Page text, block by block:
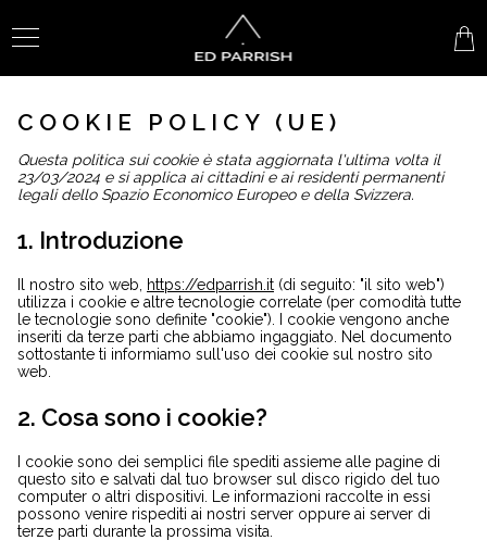
COOKIE POLICY (UE)
Questa politica sui cookie è stata aggiornata l'ultima volta il
23/03/2024 e si applica ai cittadini e ai residenti permanenti
legali dello Spazio Economico Europeo e della Svizzera.
1. Introduzione
Il nostro sito web, https://edparrish.it (di seguito: "il sito web")
utilizza i cookie e altre tecnologie correlate (per comodità tutte
le tecnologie sono definite "cookie"). I cookie vengono anche
inseriti da terze parti che abbiamo ingaggiato. Nel documento
sottostante ti informiamo sull'uso dei cookie sul nostro sito
web.
2. Cosa sono i cookie?
I cookie sono dei semplici file spediti assieme alle pagine di
questo sito e salvati dal tuo browser sul disco rigido del tuo
computer o altri dispositivi. Le informazioni raccolte in essi
possono venire rispediti ai nostri server oppure ai server di
terze parti durante la prossima visita.